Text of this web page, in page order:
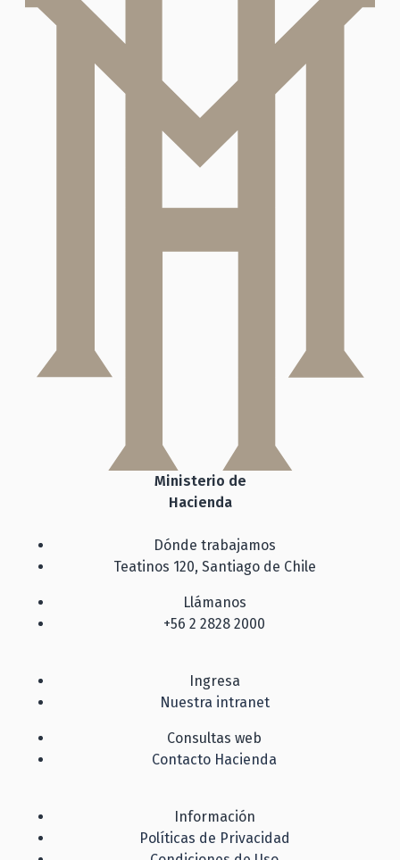
Ministerio de
Hacienda
Dónde trabajamos
Teatinos 120, Santiago de Chile
Llámanos
+56 2 2828 2000
Ingresa
Nuestra intranet
Consultas web
Contacto Hacienda
Información
Políticas de Privacidad